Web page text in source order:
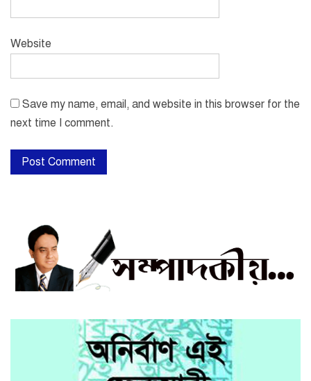
Website
Save my name, email, and website in this browser for the
next time I comment.